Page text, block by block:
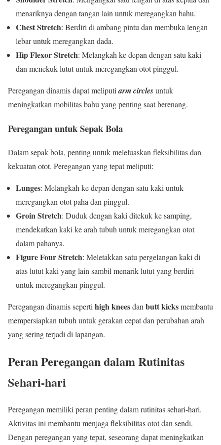
menariknya dengan tangan lain untuk meregangkan bahu.
Chest Stretch: Berdiri di ambang pintu dan membuka lengan
lebar untuk meregangkan dada.
Hip Flexor Stretch: Melangkah ke depan dengan satu kaki
dan menekuk lutut untuk meregangkan otot pinggul.
Peregangan dinamis dapat meliputiarm circlesuntuk
meningkatkan mobilitas bahu yang penting saat berenang.
Peregangan untuk Sepak Bola
Dalam sepak bola, penting untuk meleluaskan fleksibilitas dan
kekuatan otot. Peregangan yang tepat meliputi:
Lunges: Melangkah ke depan dengan satu kaki untuk
meregangkan otot paha dan pinggul.
Groin Stretch: Duduk dengan kaki ditekuk ke samping,
mendekatkan kaki ke arah tubuh untuk meregangkan otot
dalam pahanya.
Figure Four Stretch: Meletakkan satu pergelangan kaki di
atas lutut kaki yang lain sambil menarik lutut yang berdiri
untuk meregangkan pinggul.
Peregangan dinamis sepertihigh kneesdanbutt kicksmembantu
mempersiapkan tubuh untuk gerakan cepat dan perubahan arah
yang sering terjadi di lapangan.
Peran Peregangan dalam Rutinitas
Sehari-hari
Peregangan memiliki peran penting dalam rutinitas sehari-hari.
Aktivitas ini membantu menjaga fleksibilitas otot dan sendi.
Dengan peregangan yang tepat, seseorang dapat meningkatkan